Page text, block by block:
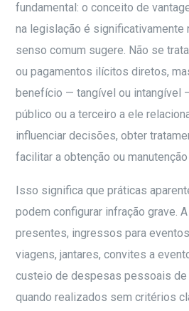
fundamental: o conceito de
na legislação é significativamente
senso comum sugere. Não se
ou pagamentos ilícitos diretos,
benefício — tangível ou intangível
público ou a terceiro a ele
influenciar decisões, obter
facilitar a obtenção ou
Isso significa que práticas
podem configurar infração grave.
presentes, ingressos para
viagens, jantares, convites a
custeio de despesas pessoais
quando realizados sem critérios